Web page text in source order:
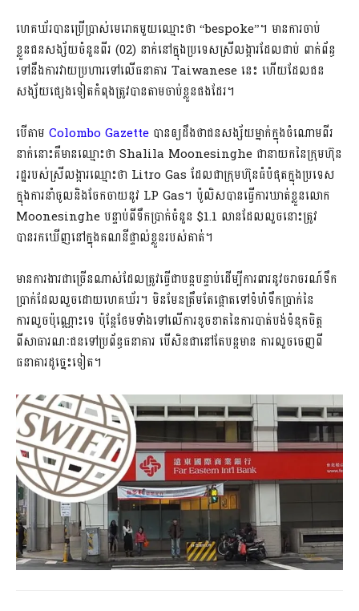
ហេគឃ័របានប្រើប្រាស់មេរោគមួយឈ្មោះថា “bespoke”​​។ មានការចាប់
ខ្លួនជនសង្ស័យចំនួនពីរ (02) នាក់នៅក្នុងប្រទេសស្រីលង្ការដែលជាប់ ពាក់ព័ន្ធ
ទៅនឹងការវាយប្រហារទៅលើធនាគារ Taiwanese នេះ ហើយដែលជន
សង្ស័យផ្សេងទៀតកំពុងត្រូវបានតាមចាប់ខ្លួនផងដែរ។
បើតាម Colombo Gazette បានឲ្យដឹងថាជនសង្ស័យម្នាក់ក្នុងចំណោមពីរ
នាក់នោះគឺមានឈ្មោះថា Shalila Moonesinghe​ ជានាយកនៃក្រុមហ៊ុន
រដ្ឋរបស់ស្រីលង្ការឈ្មោះថា​ Litro Gas​ ដែលជាក្រុមហ៊ុនធំបំផុតក្នុងប្រទេស
ក្នុងការនាំចូលនិងចែកចាយនូវ LP Gas​។ ប៉ូលិសបានធ្វើការឃាត់ខ្លួនលោក
Moonesinghe បន្ទាប់ពីទឹកប្រាក់ចំនួន $1.1 លានដែលលួចនោះត្រូវ
បានរកឃើញនៅក្នុងគណនីផ្ទាល់ខ្លួនរបស់គាត់។
មានការងារជាច្រើនណាស់ដែលត្រូវធ្វើជាបន្តបន្ទាប់ដើម្បីការពារនូវចរាចរណ៍ទឹក
ប្រាក់ដែលលួចដោយហេគឃ័រ។ មិនមែនត្រឹមតែផ្តោតទៅទំហំទឹកប្រាក់នៃ
ការលួចប៉ុណ្ណោះទេ ប៉ុន្តែថែមទាំងទៅលើការខូចខាតនៃការបាត់បង់ទំនុកចិត្ត
ពីសាធារណៈជនទៅប្រព័ន្ធធនាគារ បើសិនជានៅតែបន្តមាន ការលួចចេញពី
ធនាគារដូច្នេះទៀត។